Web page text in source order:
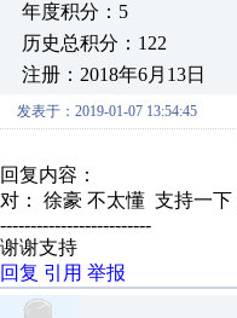
年度积分：5
历史总积分：122
注册：2018年6月13日
发表于：2019-01-07 13:54:45
回复内容：
对： 徐豪 不太懂 支持一下
-------------------------
谢谢支持
回复 引用 举报